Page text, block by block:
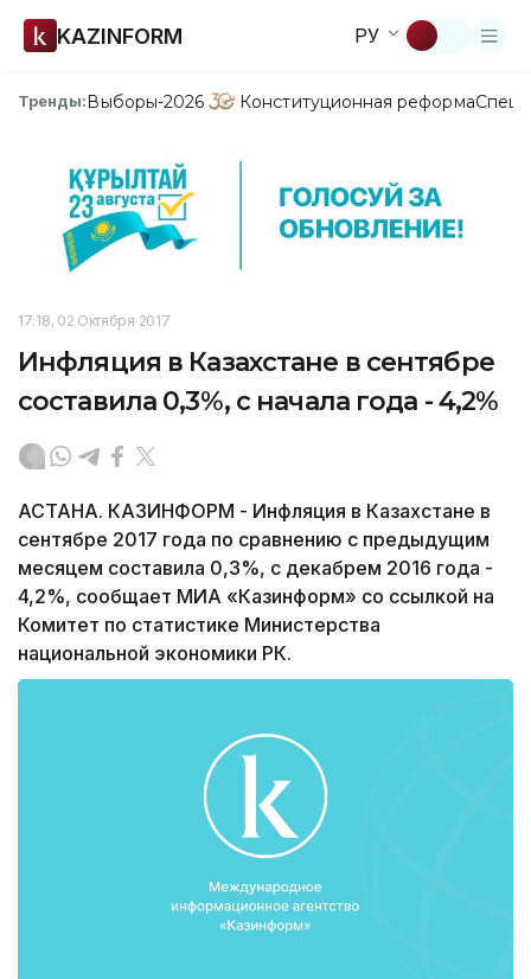
KAZINFORM РУ
Тренды:Выборы-2026 Конституционная реформа
17:18, 02 Октября 2017
Инфляция в Казахстане в сентябре
составила 0,3%, с начала года - 4,2%
АСТАНА. КАЗИНФОРМ - Инфляция в Казахстане в
сентябре 2017 года по сравнению с предыдущим
месяцем составила 0,3%, с декабрем 2016 года -
4,2%, сообщает МИА «Казинформ» со ссылкой на
Комитет по статистике Министерства
национальной экономики РК.